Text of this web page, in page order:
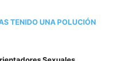
TENIDO UNA POLUCIÓN